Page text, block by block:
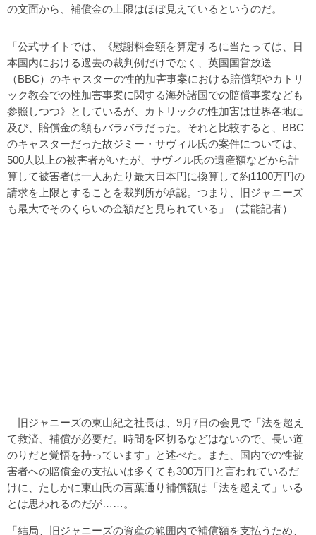
の文面から、補償金の上限はほぼ見えているというのだ。
「公式サイトでは、《慰謝料金額を算定するに当たっては、日
本国内における過去の裁判例だけでなく、英国国営放送
（BBC）のキャスターの性的加害事案における賠償額やカトリ
ック教会での性加害事案に関する海外諸国での賠償事案なども
参照しつつ》としているが、カトリックの性加害は世界各地に
及び、賠償金の額もバラバラだった。それと比較すると、BBC
のキャスターだった故ジミー・サヴィル氏の案件については、
500人以上の被害者がいたが、サヴィル氏の遺産額などから計
算して被害者は一人あたり最大日本円に換算して約1100万円の
請求を上限とすることを裁判所が承認。つまり、旧ジャニーズ
も最大でそのくらいの金額だと見られている」（芸能記者）
旧ジャニーズの東山紀之社長は、9月7日の会見で「法を超え
て救済、補償が必要だ。時間を区切るなどはないので、長い道
のりだと覚悟を持っています」と述べた。また、国内での性被
害者への賠償金の支払いは多くても300万円と言われているだ
けに、たしかに東山氏の言葉通り補償額は「法を超えて」いる
とは思われるのだが……。
「結局、旧ジャニーズの資産の範囲内で補償額を支払うため、